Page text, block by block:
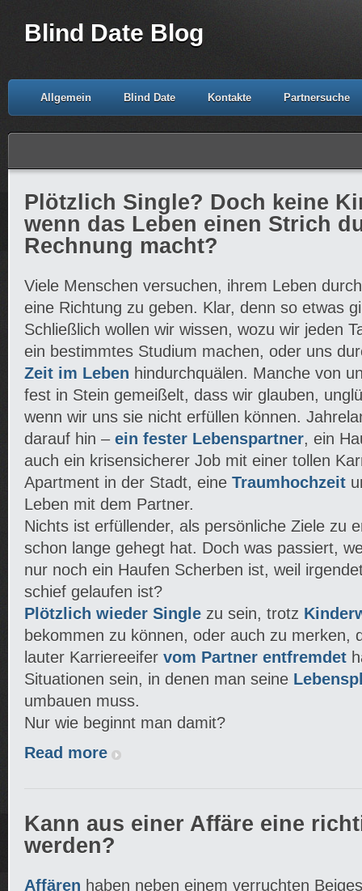
Blind Date Blog
Allgemein Blind Date Kontakte Partnersuche
Plötzlich Single? Doch keine
wenn das Leben einen Strich
Rechnung macht?
Viele Menschen versuchen, ihrem Leben
eine Richtung zu geben. Klar, denn so etwas
Schließlich wollen wir wissen, wozu wir jeden
ein bestimmtes Studium machen, oder uns
Zeit im Leben hindurchquälen. Manche von
fest in Stein gemeißelt, dass wir glauben,
wenn wir uns sie nicht erfüllen können.
darauf hin – ein fester Lebenspartner, ein
auch ein krisensicherer Job mit einer tollen
Apartment in der Stadt, eine Traumhochzeit
Leben mit dem Partner.
Nichts ist erfüllender, als persönliche Ziele zu
schon lange gehegt hat. Doch was passiert,
nur noch ein Haufen Scherben ist, weil
schief gelaufen ist?
Plötzlich wieder Single zu sein, trotz
bekommen zu können, oder auch zu merken,
lauter Karriereeifer vom Partner entfremdet
Situationen sein, in denen man seine
umbauen muss.
Nur wie beginnt man damit?
Read more
Kann aus einer Affäre eine
werden?
Affären haben neben einem verruchten